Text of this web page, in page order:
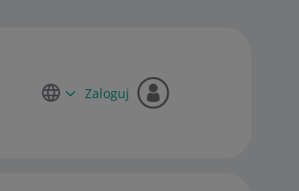
Zaloguj